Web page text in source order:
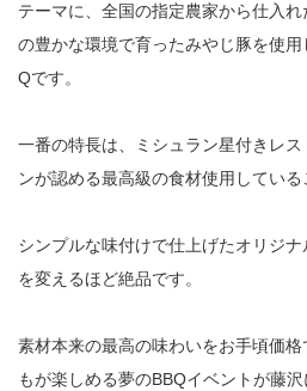
テーマに、全国の指定農家から仕入
の豊かな環境で育ったみやじ豚を使
Qです。
一番の特長は、ミシュラン星付きレ
ンが認める最高級の食材使用している
シンプルな味付けで仕上げたオリジ
を変えるほど絶品です。
素材本来の最高の味わいをお手頃価
もが楽しめる夢のBBQイベントが藤沢